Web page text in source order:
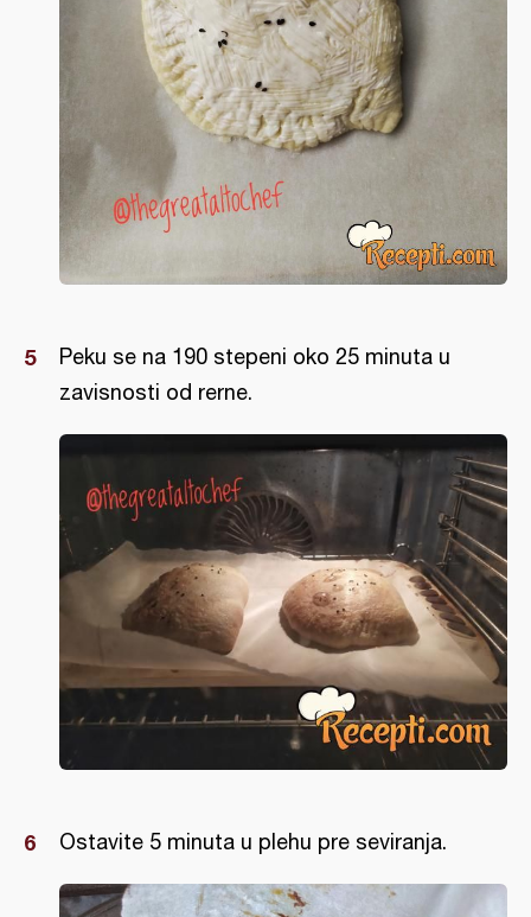
Peku se na 190 stepeni oko 25 minuta u
zavisnosti od rerne.
Ostavite 5 minuta u plehu pre seviranja.